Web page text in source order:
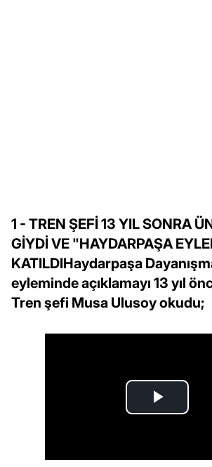
1 - TREN ŞEFİ 13 YIL SONRA
GİYDİ VE "HAYDARPAŞA
KATILDIHaydarpaşa
eyleminde açıklamayı 13 yıl
Tren şefi Musa Ulusoy okudu;